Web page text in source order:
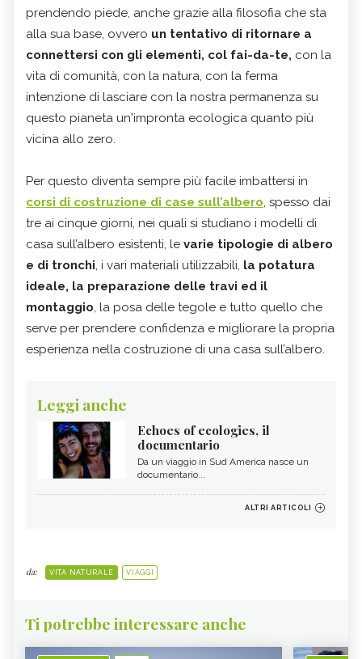
prendendo piede, anche grazie alla filosofia che sta
alla sua base, ovvero un tentativo di ritornare a
connettersi con gli elementi, col fai-da-te, con la
vita di comunità, con la natura, con la ferma
intenzione di lasciare con la nostra permanenza su
questo pianeta un'impronta ecologica quanto più
vicina allo zero.
Per questo diventa sempre più facile imbattersi in
corsi di costruzione di case sull’albero, spesso dai
tre ai cinque giorni, nei quali si studiano i modelli di
casa sull’albero esistenti, le varie tipologie di albero
e di tronchi, i vari materiali utilizzabili, la potatura
ideale, la preparazione delle travi ed il
montaggio, la posa delle tegole e tutto quello che
serve per prendere confidenza e migliorare la propria
esperienza nella costruzione di una casa sull’albero.
Leggi anche
Echoes of ecologies, il
documentario
Da un viaggio in Sud America nasce un
documentario...
ALTRI ARTICOLI
da: VITA NATURALE VIAGGI
Ti potrebbe interessare anche